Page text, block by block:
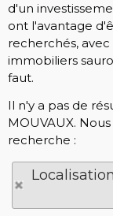
d'un
ont l'avantage
recherchés,
immobiliers
faut.
Il n'y a pas de
MOUVAUX.
recherche :